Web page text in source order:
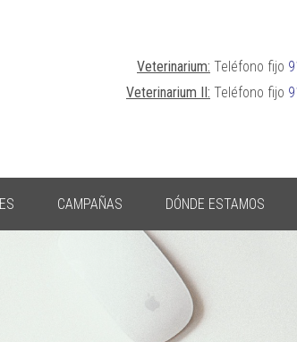
Veterinarium: Teléfono fijo
Veterinarium II: Teléfono fijo
CAMPAÑAS DÓNDE ESTAMOS